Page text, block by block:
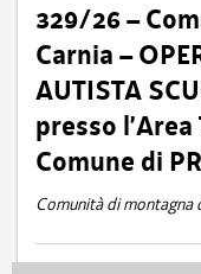
329/26 –
Carnia –
AUTISTA
presso
Comune di
Comunità di montagna